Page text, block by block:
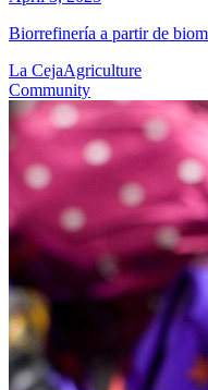
Biorrefinería a partir de
La CejaAgriculture
Community